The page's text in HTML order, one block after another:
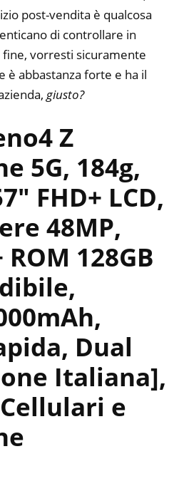
post-vendita è qualcosa
di controllare in
vorresti sicuramente
è abbastanza forte e ha il
giusto?
Z
5G, 184g,
FHD+ LCD,
48MP,
ROM 128GB
Dual
Italiana],
e